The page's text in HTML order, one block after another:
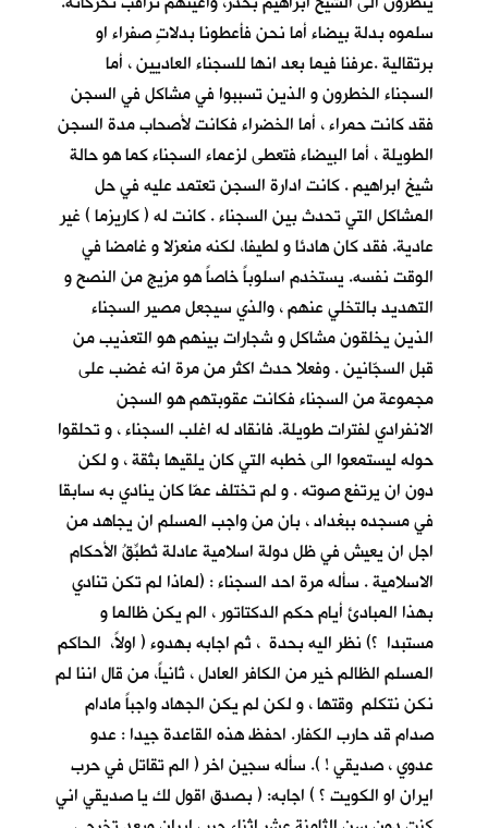
سلموه بدلة بيضاء أما نحن فأعطونا بدلاتٍ صفراء او
برتقالية .عرفنا فيما بعد انها للسجناء العاديين ، أما
السجناء الخطرون و الذين تسببوا في مشاكل في السجن
فقد كانت حمراء ، أما الخضراء فكانت لأصحاب مدة السجن
الطويلة ، أما البيضاء فتعطى لزعماء السجناء كما هو حالة
شيخ ابراهيم . كانت ادارة السجن تعتمد عليه في حل
المشاكل التي تحدث بين السجناء . كانت له ( كاريزما ) غير
عادية. فقد كان هادئا و لطيفا، لكنه منعزلا و غامضا في
الوقت نفسه. يستخدم اسلوباً خاصاً هو مزيج من النصح و
التهديد بالتخلي عنهم ، والذي سيجعل مصير السجناء
الذين يخلقون مشاكل و شجارات بينهم هو التعذيب من
قبل السجّانين . وفعلا حدث اكثر من مرة انه غضب على
مجموعة من السجناء فكانت عقوبتهم هو السجن
الانفرادي لفترات طويلة. فانقاد له اغلب السجناء ، و تحلقوا
حوله ليستمعوا الى خطبه التي كان يلقيها بثقة ، و لكن
دون ان يرتفع صوته . و لم تختلف عمّا كان ينادي به سابقا
في مسجده ببغداد ، بان من واجب المسلم ان يجاهد من
اجل ان يعيش في ظل دولة اسلامية عادلة تُطبِّقُ الأحكام
الاسلامية . سأله مرة احد السجناء : (لماذا لم تكن تنادي
بهذا المبادئ أيام حكم الدكتاتور ، الم يكن ظالما و
مستبدا ؟) نظر اليه بحدة ، ثم اجابه بهدوء ( اولاً، الحاكم
المسلم الظالم خير من الكافر العادل ، ثانياً، من قال اننا لم
نكن نتكلم وقتها ، و لكن لم يكن الجهاد واجباً مادام
صدام قد حارب الكفار. احفظ هذه القاعدة جيدا : عدو
عدوي ، صديقي ! ). سأله سجين اخر ( الم تقاتل في حرب
ايران او الكويت ؟ ) اجابه: ( بصدق اقول لك يا صديقي اني